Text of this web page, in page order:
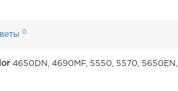
0
4650DN, 4690MF, 5550, 5570,